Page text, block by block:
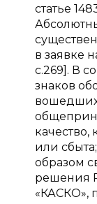
статье
в заявке
с.269]. В
знаков
вошедших
качество,
или
образом
решения
«КАСКО»,